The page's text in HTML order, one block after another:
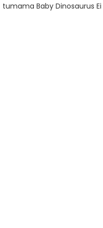
tumama Baby Dinosaurus